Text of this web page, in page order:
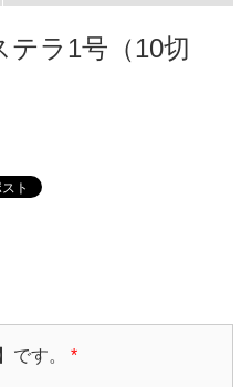
ラ1号（10切
です。 *